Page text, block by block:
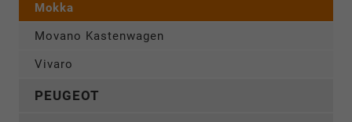
Mokka
Movano Kastenwagen
Vivaro
PEUGEOT